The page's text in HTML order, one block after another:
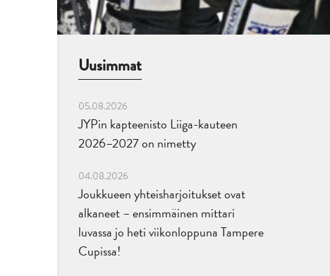
Uusimmat
05.08.2026
JYPin kapteenisto Liiga-kauteen
2026–2027 on nimetty
04.08.2026
Joukkueen yhteisharjoitukset ovat
alkaneet – ensimmäinen mittari
luvassa jo heti viikonloppuna Tampere
Cupissa!